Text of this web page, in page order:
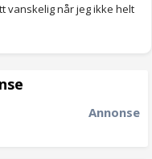
vanskelig når jeg ikke helt
Annonse